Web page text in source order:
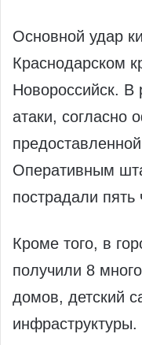
Основной удар
Краснодарском
Новороссийск. В
атаки, согласно
Оперативным
пострадали пять
Кроме того, в
получили 8
домов, детский
инфраструктуры.